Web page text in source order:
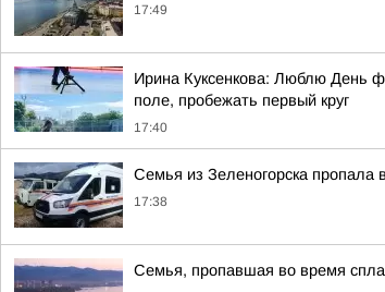
17:49
Ирина Куксенкова: Люблю День
поле, пробежать первый круг
17:40
Семья из Зеленогорска пропала
17:38
Семья, пропавшая во время